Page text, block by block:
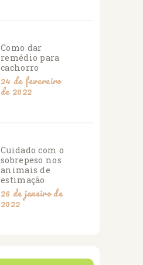
Como dar
remédio para
cachorro
24 de fevereiro
de 2022
Cuidado com o
sobrepeso nos
animais de
estimação
26 de janeiro de
2022